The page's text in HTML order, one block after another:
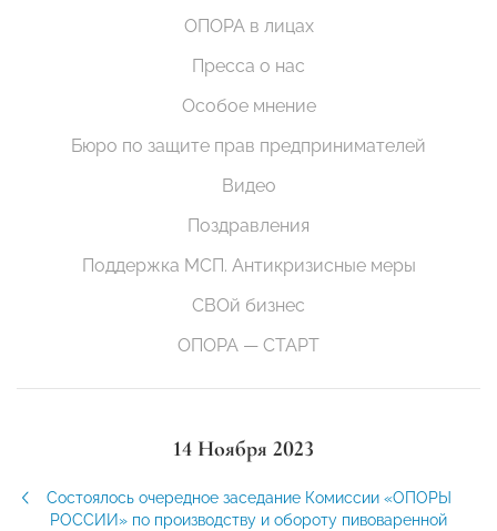
ОПОРА в лицах
Пресса о нас
Особое мнение
Бюро по защите прав предпринимателей
Видео
Поздравления
Поддержка МСП. Антикризисные меры
СВОй бизнес
ОПОРА — СТАРТ
14 Ноября 2023
Состоялось очередное заседание Комиссии «ОПОРЫ
РОССИИ» по производству и обороту пивоваренной